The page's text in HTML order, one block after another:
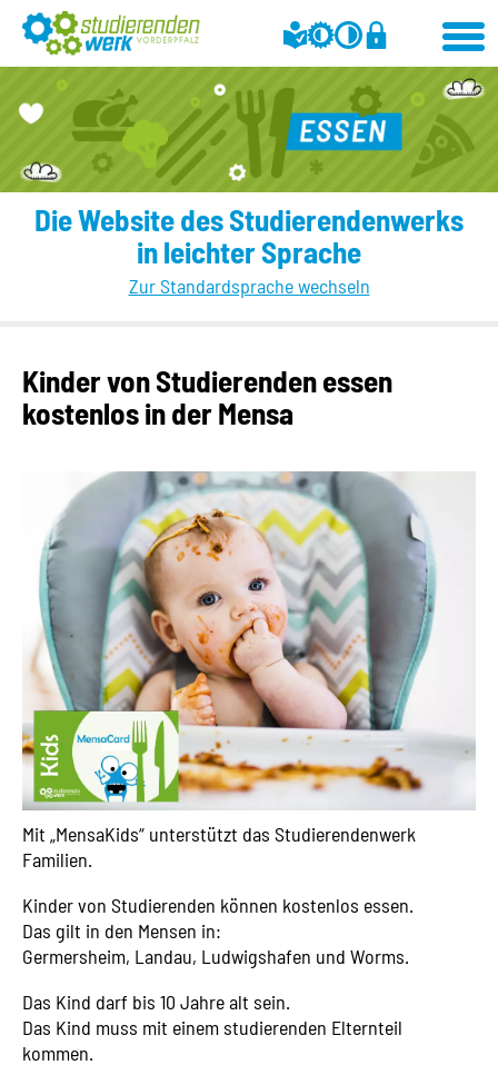
Die Website des Studierendenwerks
in leichter Sprache
Zur Standardsprache wechseln
Kinder von Studierenden essen
kostenlos in der Mensa
Mit „MensaKids“ unterstützt das Studierendenwerk
Familien.
Kinder von Studierenden können kostenlos essen.
Das gilt in den Mensen in:
Germersheim, Landau, Ludwigshafen und Worms.
Das Kind darf bis 10 Jahre alt sein.
Das Kind muss mit einem studierenden Elternteil
kommen.